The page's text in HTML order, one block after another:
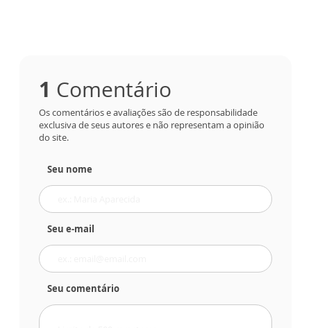
1 Comentário
Os comentários e avaliações são de responsabilidade
exclusiva de seus autores e não representam a opinião
do site.
Seu nome
Seu e-mail
Seu comentário